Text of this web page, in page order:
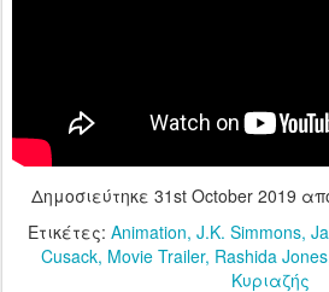
Δημοσιεύτηκε 31st October 2019
Ετικέτες: Animation J.K. Simmons
Cusack Movie Trailer Rashida Jones
Κυριαζής